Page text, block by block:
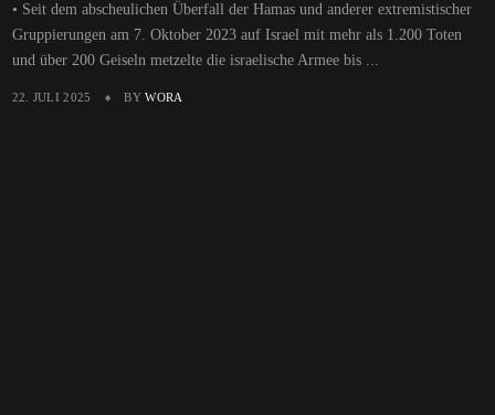
• Seit dem abscheulichen Überfall der Hamas und anderer extremistischer
Gruppierungen am 7. Oktober 2023 auf Israel mit mehr als 1.200 Toten
und über 200 Geiseln metzelte die israelische Armee bis ...
22. JULI 2025 BYWORA